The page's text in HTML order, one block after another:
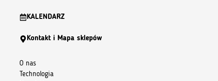
KALENDARZ
Kontakt i Mapa sklepów
O nas
Technologia